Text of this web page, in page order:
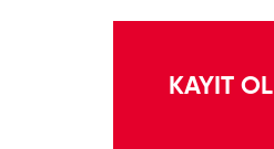
KAYIT OL